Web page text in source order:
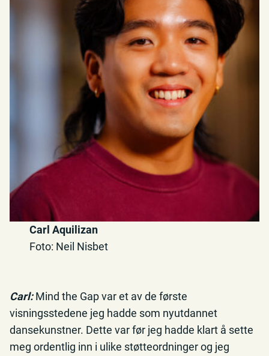
Carl Aquilizan
Foto: Neil Nisbet
Carl:Mind the Gap var et av de første
visningsstedene jeg hadde som nyutdannet
dansekunstner. Dette var før jeg hadde klart å sette
meg ordentlig inn i ulike støtteordninger og jeg